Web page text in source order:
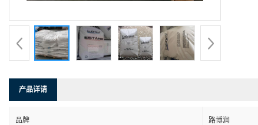
产品详请
品牌 路博润